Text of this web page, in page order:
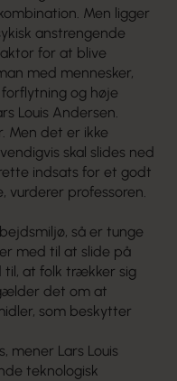
Men ligger
anstrengende
for at blive
med mennesker,
og høje
Louis Andersen.
Men det er ikke
skal slides ned
indsats for et godt
vurderer professoren.
så er tunge
med til at slide på
at folk trækker sig
det om at
som beskytter
mener Lars Louis
teknologisk